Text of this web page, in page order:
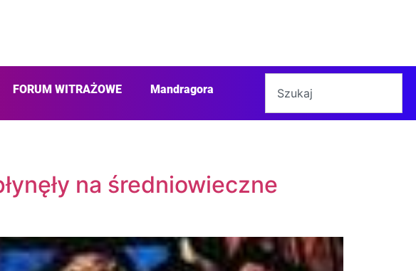
FORUM WITRAŻOWE Mandragora
na średniowieczne